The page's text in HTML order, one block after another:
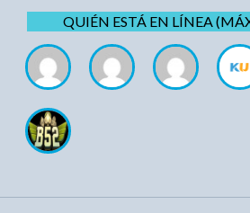
QUIÉN ESTÁ EN LÍNEA